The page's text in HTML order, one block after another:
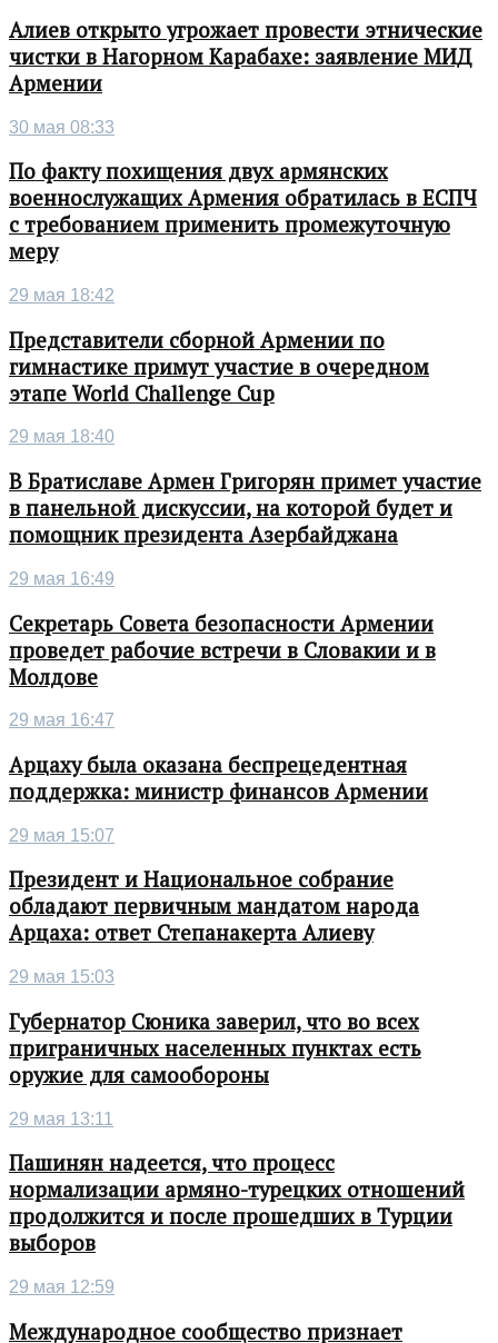
Алиев открыто угрожает провести этнические
чистки в Нагорном Карабахе: заявление МИД
Армении
30 мая 08:33
По факту похищения двух армянских
военнослужащих Армения обратилась в ЕСПЧ
с требованием применить промежуточную
меру
29 мая 18:42
Представители сборной Армении по
гимнастике примут участие в очередном
этапе World Challenge Cup
29 мая 18:40
В Братиславе Армен Григорян примет участие
в панельной дискуссии, на которой будет и
помощник президента Азербайджана
29 мая 16:49
Секретарь Совета безопасности Армении
проведет рабочие встречи в Словакии и в
Молдове
29 мая 16:47
Арцаху была оказана беспрецедентная
поддержка: министр финансов Армении
29 мая 15:07
Президент и Национальное собрание
обладают первичным мандатом народа
Арцаха: ответ Степанакерта Алиеву
29 мая 15:03
Губернатор Сюника заверил, что во всех
приграничных населенных пунктах есть
оружие для самообороны
29 мая 13:11
Пашинян надеется, что процесс
нормализации армяно-турецких отношений
продолжится и после прошедших в Турции
выборов
29 мая 12:59
Международное сообщество признает